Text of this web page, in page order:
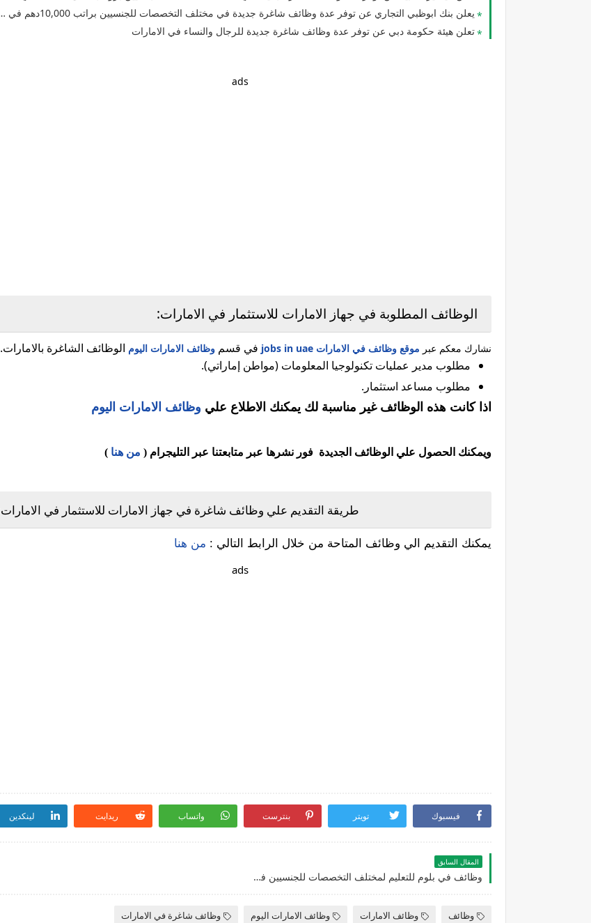
يعلن بنك ابوظبي التجاري عن توفر عدة وظائف شاغرة جديدة في مختلف التخصصات للجنسيين براتب 10,000دهم في دبي وأبوظبي والعين
تعلن هيئة حكومة دبي عن توفر عدة وظائف شاغرة جديدة للرجال والنساء في الامارات
ads
الوظائف المطلوبة في جهاز الامارات للاستثمار في الامارات:
نشارك معكم عبر موقع وظائف في الامارات jobs in uae في قسم وظائف الامارات اليوم الوظائف الشاغرة بالامارات.
مطلوب مدير عمليات تكنولوجيا المعلومات (مواطن إماراتي).
مطلوب مساعد استثمار.
اذا كانت هذه الوظائف غير مناسبة لك يمكنك الاطلاع علي وظائف الامارات اليوم
ويمكنك الحصول علي الوظائف الجديدة فور نشرها عبر متابعتنا عبر التليجرام ( من هنا )
:طريقة التقديم علي وظائف شاغرة في جهاز الامارات للاستثمار في الامارات
يمكنك التقديم الي وظائف المتاحة من خلال الرابط التالي : من هنا
ads
فيسبوك تويتر بنترست واتساب ريدايت لينكدين
المقال السابق
وظائف في بلوم للتعليم لمختلف التخصصات للجنسيين في العديد من التخصصات للوافدين والمقيمين في العين والشارقة ودبي
وظائف وظائف الامارات وظائف الامارات اليوم وظائف شاغرة في الامارات